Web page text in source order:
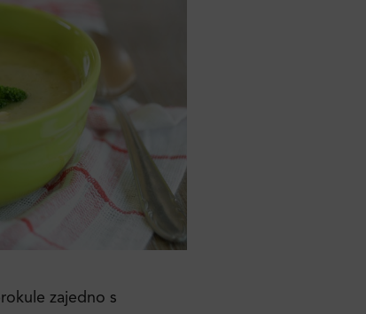
zajedno s